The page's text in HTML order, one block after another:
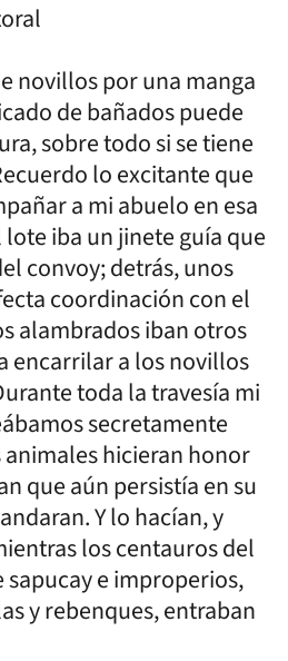
novillos por una manga
de bañados puede
sobre todo si se tiene
lo excitante que
a mi abuelo en esa
iba un jinete guía que
convoy; detrás, unos
coordinación con el
alambrados iban otros
encarrilar a los novillos
toda la travesía mi
secretamente
hicieran honor
que aún persistía en su
Y lo hacían, y
los centauros del
sapucay e improperios,
y rebenques, entraban